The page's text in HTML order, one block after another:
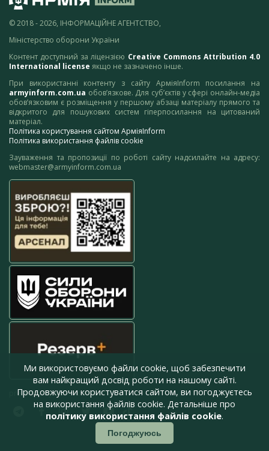
© 2018 - 2026, ІНФОРМАЦІЙНЕ АГЕНТСТВО,
Міністерство оборони України
Контент доступний за ліцензією Creative Commons Attribution 4.0
International license якщо не зазначено інше.
При використанні контенту з сайту АрміяInform посилання на
armyinform.com.ua обов’язкове. Для суб’єктів у сфері онлайн-медіа
обов’язковим є розміщення у першому абзаці матеріалу прямого та
відкритого для пошукових систем гіперпосилання на цитований
матеріал.
Політика користування сайтом АрміяInform
Політика використання файлів cookie
Зауваження та пропозиції по роботі сайту надсилайте на адресу:
webmaster@armyinform.com.ua
press@armyinform.com.ua
Ми використовуємо файли cookie, щоб забезпечити
вам найкращий досвід роботи на нашому сайті.
Продовжуючи користуватися сайтом, ви погоджуєтесь
на використання файлів cookie. Детальніше про
політику використання файлів cookie.
Погоджуюсь